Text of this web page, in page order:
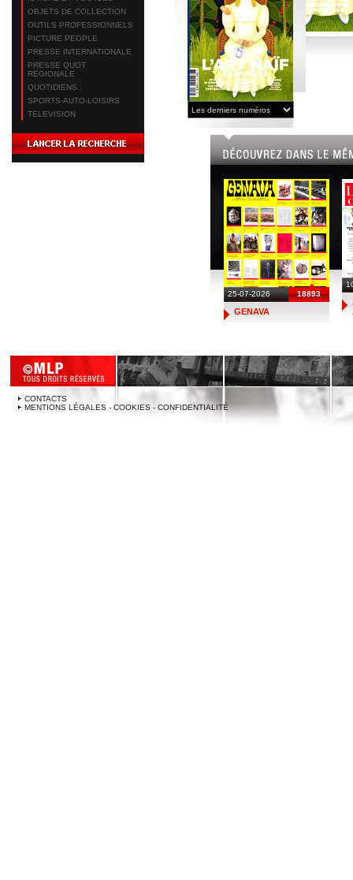
OBJETS DE COLLECTION
OUTILS PROFESSIONNELS
PICTURE PEOPLE
PRESSE INTERNATIONALE
PRESSE QUOT
REGIONALE
QUOTIDIENS
SPORTS-AUTO-LOISIRS
TELEVISION
25-07-2026 18893
GENAVA
CONTACTS
MENTIONS LÉGALES - COOKIES - CONFIDENTIALITÉ